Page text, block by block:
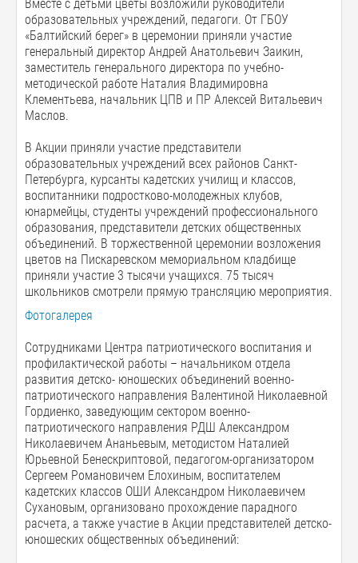
Вместе с детьми цветы возложили руководители
образовательных учреждений, педагоги. От ГБОУ
«Балтийский берег» в церемонии приняли участие
генеральный директор Андрей Анатольевич Заикин,
заместитель генерального директора по учебно-
методической работе Наталия Владимировна
Клементьева, начальник ЦПВ и ПР Алексей Витальевич
Маслов.
В Акции приняли участие представители
образовательных учреждений всех районов Санкт-
Петербурга, курсанты кадетских училищ и классов,
воспитанники подростково-молодежных клубов,
юнармейцы, студенты учреждений профессионального
образования, представители детских общественных
объединений. В торжественной церемонии возложения
цветов на Пискаревском мемориальном кладбище
приняли участие 3 тысячи учащихся. 75 тысяч
школьников смотрели прямую трансляцию мероприятия.
Фотогалерея
Сотрудниками Центра патриотического воспитания и
профилактической работы – начальником отдела
развития детско- юношеских объединений военно-
патриотического направления Валентиной Николаевной
Гордиенко, заведующим сектором военно-
патриотического направления РДШ Александром
Николаевичем Ананьевым, методистом Наталией
Юрьевной Бенескриптовой, педагогом-организатором
Сергеем Романовичем Елохиным, воспитателем
кадетских классов ОШИ Александром Николаевичем
Сухановым, организовано прохождение парадного
расчета, а также участие в Акции представителей детско-
юношеских общественных объединений: